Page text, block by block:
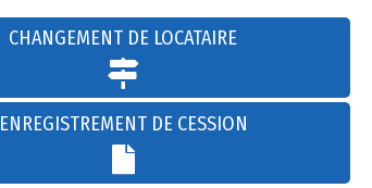
CHANGEMENT DE LOCATAIRE
ENREGISTREMENT DE CESSION